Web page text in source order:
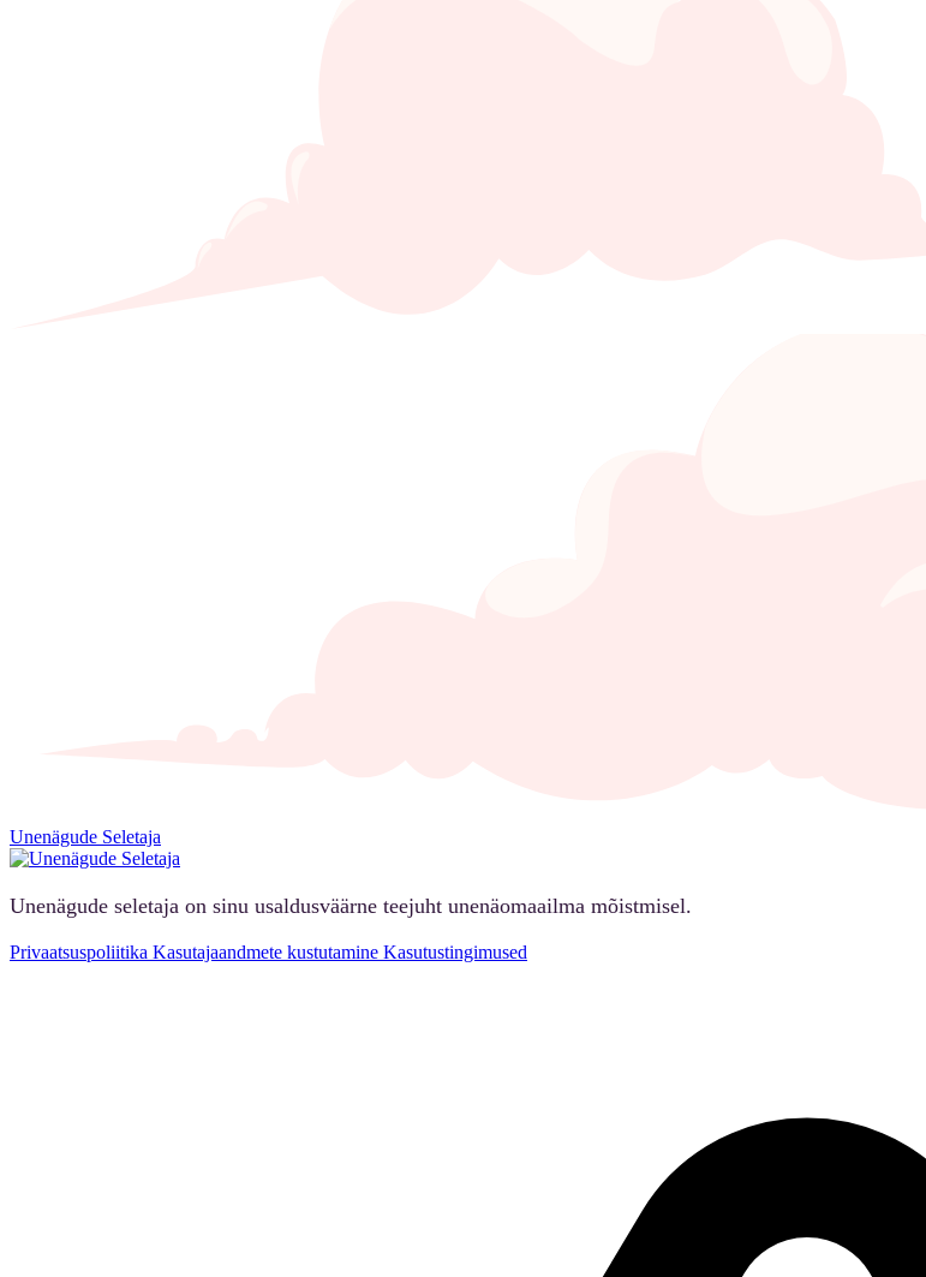
Unenägude Seletaja
Unenägude seletaja on sinu usaldusväärne teejuht unenäomaailma mõistmisel.
Privaatsuspoliitika Kasutajaandmete kustutamine Kasutustingimused